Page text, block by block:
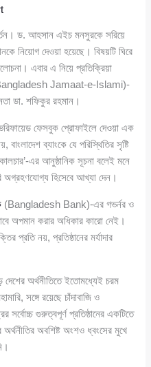
ড. আহসান এইচ মনসুরকে সরিয়ে
নিয়োগ দেওয়া হয়েছে। বিষয়টি ঘিরে
এবার এ নিয়ে প্রতিক্রিয়া
Jamaat-e-Islami)-
ডা. শফিকুর রহমান।
ফেসবুক প্রোফাইলে দেওয়া এক
ব্যাংকে যে পরিস্থিতির সৃষ্টি
এর আনুষ্ঠানিক সূচনা বলেই মনে
অগ্রহণযোগ্য হিসেবে আখ্যা দেন।
(Bangladesh Bank)-এর গভর্নর ও
অপমান করার অধিকার কারো নেই।
প্রতি নয়, প্রতিষ্ঠানের মর্যাদার
দেশের অর্থনীতিতে ইতোমধ্যেই চরম
সঙ্গে রয়েছে চাঁদাবাজি ও
সর্বোচ্চ গুরুত্বপূর্ণ প্রতিষ্ঠানের একটিতে
অর্থনীতির অবশিষ্ট অংশও ধ্বংসের মুখে